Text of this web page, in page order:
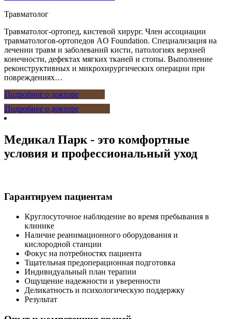
Травматолог
Травматолог-ортопед, кистевой хирург. Член ассоциации
травматологов-ортопедов AO Foundation. Специализация на
лечении травм и заболеваний кисти, патологиях верхней
конечности, дефектах мягких тканей и стопы. Выполнение
реконструктивных и микрохирургических операции при
повреждениях…
Подробнее о докторе
Подробнее о докторе
Медикал Парк - это комфортные
условия и профессиональный уход
Гарантируем пациентам
Круглосуточное наблюдение во время пребывания в
клинике
Наличие реанимационного оборудования и
кислородной станции
Фокус на потребностях пациента
Тщательная предоперационная подготовка
Индивидуальный план терапии
Ощущение надежности и уверенности
Деликатность и психологическую поддержку
Результат